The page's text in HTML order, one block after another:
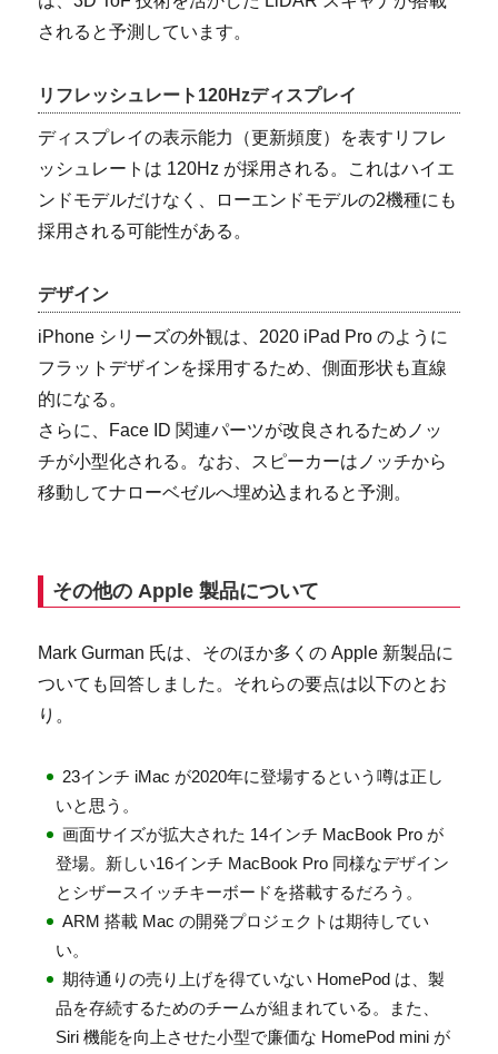
されると予測しています。
リフレッシュレート120Hzディスプレイ
ディスプレイの表示能力（更新頻度）を表すリフレ
ッシュレートは 120Hz が採用される。これはハイエ
ンドモデルだけなく、ローエンドモデルの2機種にも
採用される可能性がある。
デザイン
iPhone シリーズの外観は、2020 iPad Pro のように
フラットデザインを採用するため、側面形状も直線
的になる。
さらに、Face ID 関連パーツが改良されるためノッ
チが小型化される。なお、スピーカーはノッチから
移動してナローベゼルへ埋め込まれると予測。
その他の Apple 製品について
Mark Gurman 氏は、そのほか多くの Apple 新製品に
ついても回答しました。それらの要点は以下のとお
り。
23インチ iMac が2020年に登場するという噂は正し
いと思う。
画面サイズが拡大された 14インチ MacBook Pro が
登場。新しい16インチ MacBook Pro 同様なデザイン
とシザースイッチキーボードを搭載するだろう。
ARM 搭載 Mac の開発プロジェクトは期待してい
い。
期待通りの売り上げを得ていない HomePod は、製
品を存続するためのチームが組まれている。また、
Siri 機能を向上させた小型で廉価な HomePod mini が